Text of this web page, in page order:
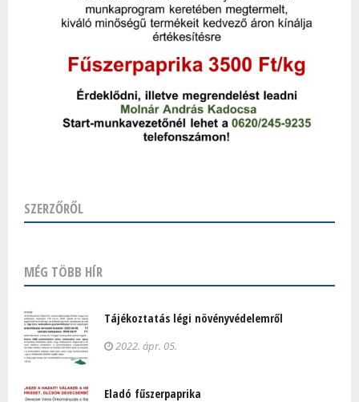
SZERZŐRŐL
MÉG TÖBB HÍR
Tájékoztatás légi növényvédelemről
2022. ápr. 05.
Eladó fűszerpaprika